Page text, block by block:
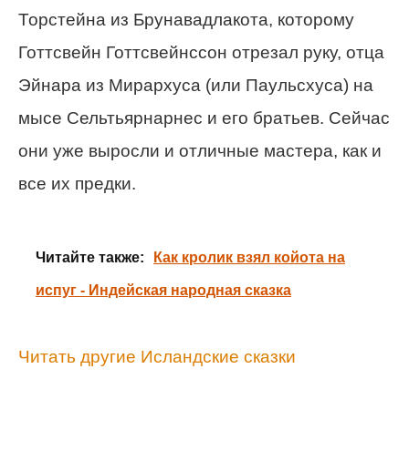
Торстейна из Брунавадлакота, которому
Готтсвейн Готтсвейнссон отрезал руку, отца
Эйнара из Мирархуса (или Паульсхуса) на
мысе Сельтьярнарнес и его братьев. Сейчас
они уже выросли и отличные мастера, как и
все их предки.
Читайте также: Как кролик взял койота на
испуг - Индейская народная сказка
Читать другие Исландские сказки